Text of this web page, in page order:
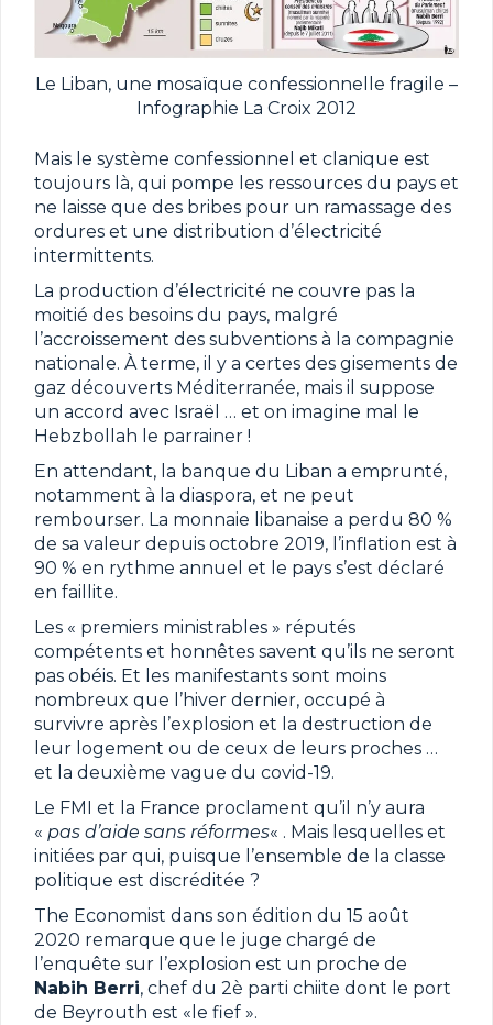
Le Liban, une mosaïque confessionnelle fragile –
Infographie La Croix 2012
Mais le système confessionnel et clanique est
toujours là, qui pompe les ressources du pays et
ne laisse que des bribes pour un ramassage des
ordures et une distribution d’électricité
intermittents.
La production d’électricité ne couvre pas la
moitié des besoins du pays, malgré
l’accroissement des subventions à la compagnie
nationale. À terme, il y a certes des gisements de
gaz découverts Méditerranée, mais il suppose
un accord avec Israël … et on imagine mal le
Hebzbollah le parrainer !
En attendant, la banque du Liban a emprunté,
notamment à la diaspora, et ne peut
rembourser. La monnaie libanaise a perdu 80 %
de sa valeur depuis octobre 2019, l’inflation est à
90 % en rythme annuel et le pays s’est déclaré
en faillite.
Les « premiers ministrables » réputés
compétents et honnêtes savent qu’ils ne seront
pas obéis. Et les manifestants sont moins
nombreux que l’hiver dernier, occupé à
survivre après l’explosion et la destruction de
leur logement ou de ceux de leurs proches …
et la deuxième vague du covid-19.
Le FMI et la France proclament qu’il n’y aura
« pas d’aide sans réformes« . Mais lesquelles et
initiées par qui, puisque l’ensemble de la classe
politique est discréditée ?
The Economist dans son édition du 15 août
2020 remarque que le juge chargé de
l’enquête sur l’explosion est un proche de
Nabih Berri, chef du 2è parti chiite dont le port
de Beyrouth est «le fief ».